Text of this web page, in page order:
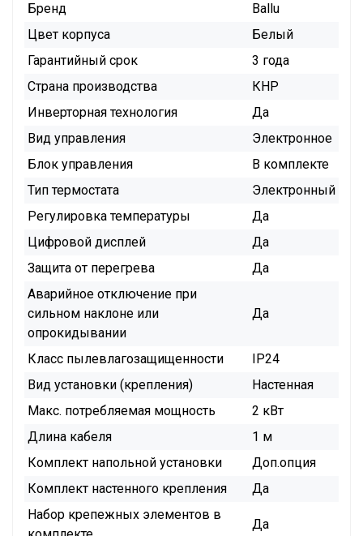
Бренд
Ballu
Цвет корпуса
Белый
Гарантийный срок
3 года
Страна производства
КНР
Инверторная технология
Да
Вид управления
Электронное
Блок управления
В комплекте
Тип термостата
Электронный
Регулировка температуры
Да
Цифровой дисплей
Да
Защита от перегрева
Да
Аварийное отключение при
сильном наклоне или
опрокидывании
Да
Класс пылевлагозащищенности
IP24
Вид установки (крепления)
Настенная
Макс. потребляемая мощность
2 кВт
Длина кабеля
1 м
Комплект напольной установки
Доп.опция
Комплект настенного крепления
Да
Набор крепежных элементов в
Да